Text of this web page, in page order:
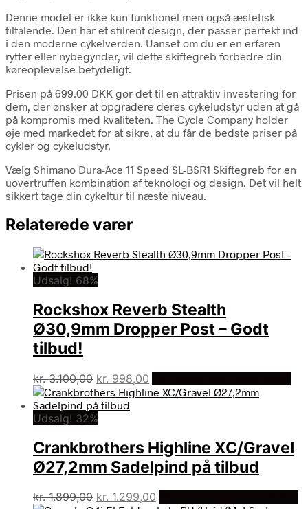
Denne model er ikke kun funktionel men også æstetisk
tiltalende. Den har et stilrent design, der passer perfekt ind
i den moderne cykelverden. Uanset om du er en erfaren
rytter eller nybegynder, vil dette skiftegreb forbedre din
køreoplevelse betydeligt.
Prisen på 699.00 DKK gør det til en attraktiv investering for
dem, der ønsker at opgradere deres cykeludstyr uden at gå
på kompromis med kvaliteten. The Cycle Company holder
øje med markedet for at sikre, at du får de bedste priser på
cykler og cykeludstyr.
Vælg Shimano Dura-Ace 11 Speed SL-BSR1 Skiftegreb for en
uovertruffen kombination af teknologi og design. Det vil helt
sikkert tage din cykeltur til næste niveau.
Relaterede varer
Udsalg! 68%
Rockshox Reverb Stealth
Ø30,9mm Dropper Post – Godt
tilbud!
kr.3.100,00 Den
oprindelige
pris
var:
kr. 998,00
aktuelle
Udsalg! 32%
Crankbrothers Highline XC/Gravel
Ø27,2mm Sadelpind på tilbud
kr.1.899,00 Den
kr. 1.299,00